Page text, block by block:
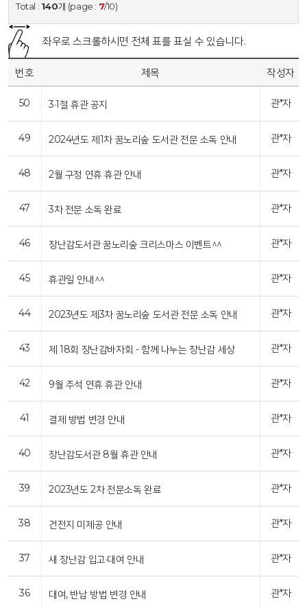
Total : 140개 (page : 7/10)
좌우로 스크롤하시면 전체 표를 표실 수 있습니다.
번호 제목 작성자
50 3·1절 휴관 공지 관*자
49 2024년도 제1차 꿈노리숲 도서관 전문 소독 안내 관*자
48 2월 구정 연휴 휴관 안내 관*자
47 3차 전문 소독 완료 관*자
46 장난감도서관 꿈노리숲 크리스마스 이벤트^^ 관*자
45 휴관일 안내^^ 관*자
44 2023년도 제3차 꿈노리숲 도서관 전문 소독 안내 관*자
43 제 18회 장난감바자회 - 함께 나누는 장난감 세상 관*자
42 9월 추석 연휴 휴관 안내 관*자
41 결제 방법 변경 안내 관*자
40 장난감도서관 8월 휴관 안내 관*자
39 2023년도 2차 전문소독 완료 관*자
38 건전지 미제공 안내 관*자
37 새 장난감 입고·대여 안내 관*자
36 대여, 반납 방법 변경 안내 관*자